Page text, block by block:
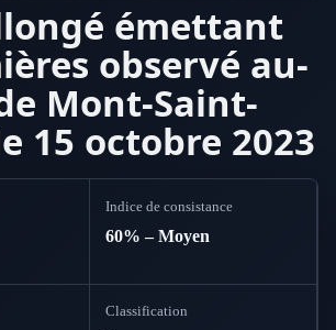
émettant
observé au-
Mont-Saint-
15 octobre 2023
Indice de consistance
60% – Moyen
Classification